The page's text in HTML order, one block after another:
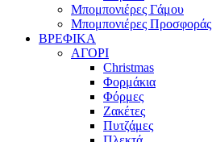
Μπομπονιέρες Γάμου
Μπομπονιέρες Προσφοράς
ΒΡΕΦΙΚΑ
ΑΓΟΡΙ
Christmas
Φορμάκια
Φόρμες
Ζακέτες
Πυτζάμες